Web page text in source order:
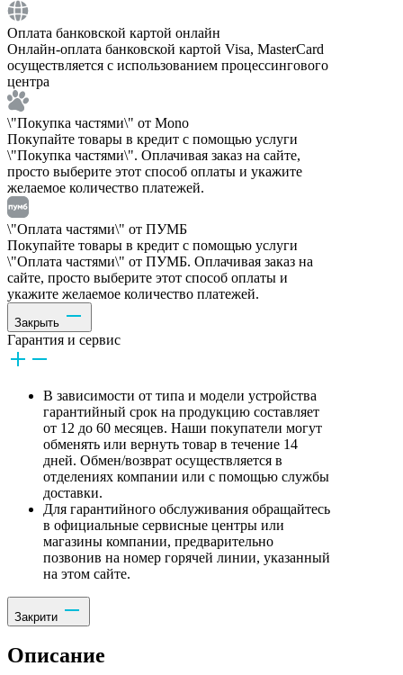
Оплата банковской картой онлайн
Онлайн-оплата банковской картой Visa, MasterCard
осуществляется с использованием процессингового
центра
\"Покупка частями\" от Mono
Покупайте товары в кредит с помощью услуги
\"Покупка частями\". Оплачивая заказ на сайте,
просто выберите этот способ оплаты и укажите
желаемое количество платежей.
\"Оплата частями\" от ПУМБ
Покупайте товары в кредит с помощью услуги
\"Оплата частями\" от ПУМБ. Оплачивая заказ на
сайте, просто выберите этот способ оплаты и
укажите желаемое количество платежей.
Закрыть
Гарантия и сервис
В зависимости от типа и модели устройства
гарантийный срок на продукцию составляет
от 12 до 60 месяцев. Наши покупатели могут
обменять или вернуть товар в течение 14
дней. Обмен/возврат осуществляется в
отделениях компании или с помощью службы
доставки.
Для гарантийного обслуживания обращайтесь
в официальные сервисные центры или
магазины компании, предварительно
позвонив на номер горячей линии, указанный
на этом сайте.
Закрити
Описание